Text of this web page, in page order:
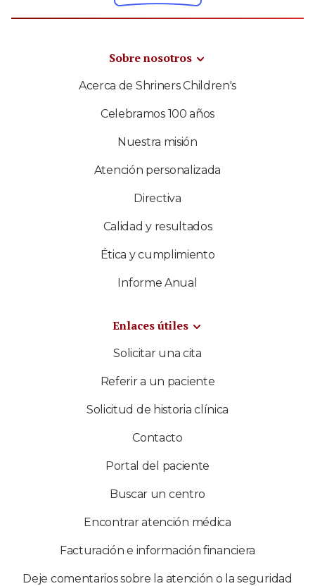
Sobre nosotros
Acerca de Shriners Children's
Celebramos 100 años
Nuestra misión
Atención personalizada
Directiva
Calidad y resultados
Ética y cumplimiento
Informe Anual
Enlaces útiles
Solicitar una cita
Referir a un paciente
Solicitud de historia clínica
Contacto
Portal del paciente
Buscar un centro
Encontrar atención médica
Facturación e información financiera
Deje comentarios sobre la atención o la seguridad